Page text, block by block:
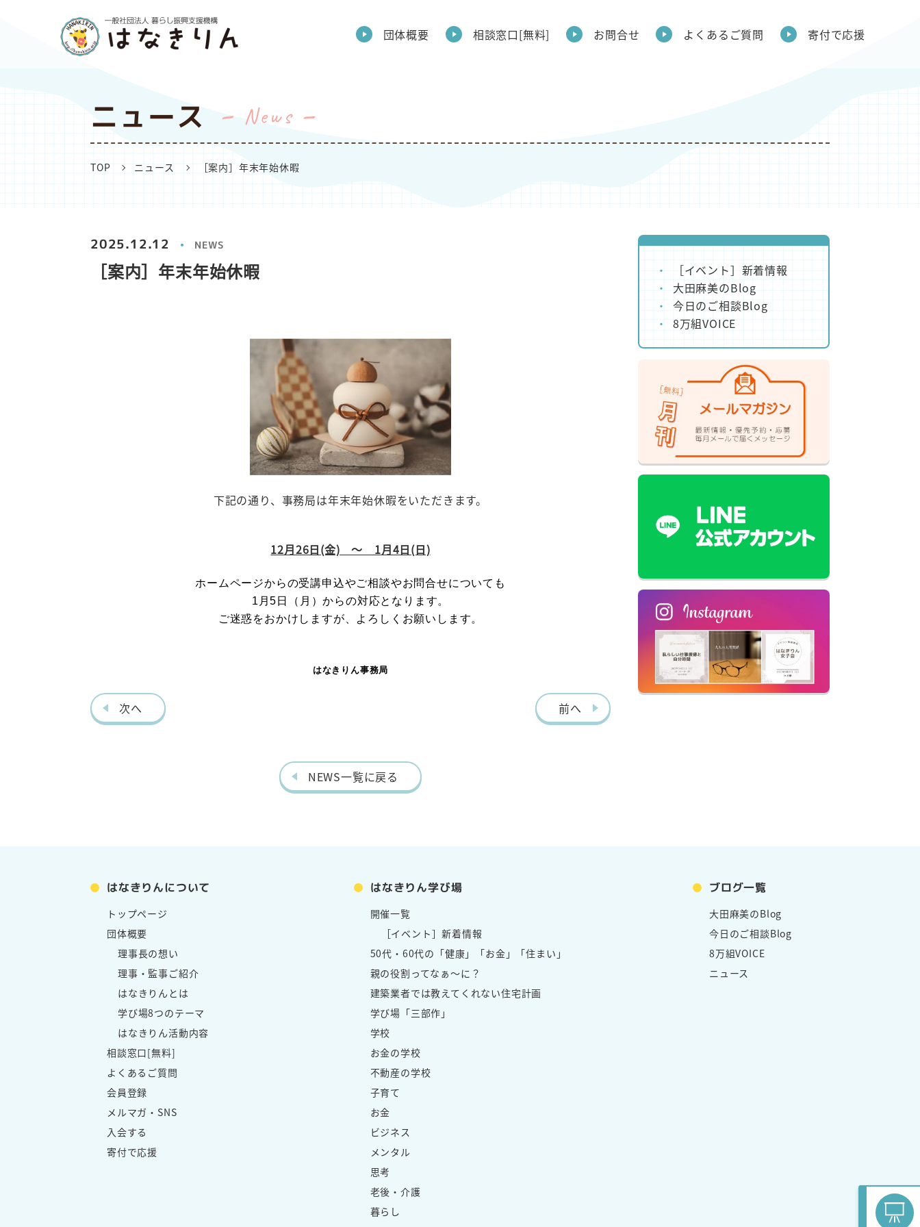
団体概要 相談窓口[無料] お問合せ よくあるご質問 寄付で応援
ニュース News
TOP ニュース ［案内］年末年始休暇
2025.12.12 NEWS
［案内］年末年始休暇
下記の通り、事務局は年末年始休暇をいただきます。
12月26日(金) ～ 1月4日(日)
ホームページからの受講申込やご相談やお問合せについても
1月5日（月）からの対応となります。
ご迷惑をおかけしますが、よろしくお願いします。
はなきりん事務局
次へ 前へ
NEWS一覧に戻る
［イベント］新着情報
大田麻美のBlog
今日のご相談Blog
8万組VOICE
はなきりんについて
トップページ
団体概要
理事長の想い
理事・監事ご紹介
はなきりんとは
学び場8つのテーマ
はなきりん活動内容
相談窓口[無料]
よくあるご質問
会員登録
メルマガ・SNS
入会する
寄付で応援
はなきりん学び場
開催一覧
［イベント］新着情報
50代・60代の「健康」「お金」「住まい」
親の役割ってなぁ～に？
建築業者では教えてくれない住宅計画
学び場「三部作」
学校
お金の学校
不動産の学校
子育て
お金
ビジネス
メンタル
思考
老後・介護
暮らし
ブログ一覧
大田麻美のBlog
今日のご相談Blog
8万組VOICE
ニュース